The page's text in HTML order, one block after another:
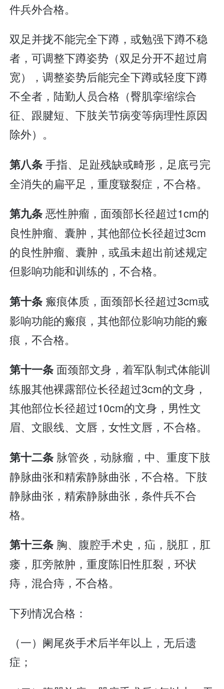
件兵外合格。
双足并拢不能完全下蹲，或勉强下蹲不稳
者，可调整下蹲姿势（双足分开不超过肩
宽），调整姿势后能完全下蹲或轻度下蹲
不全者，陆勤人员合格（臀肌挛缩综合
征、跟腱短、下肢关节病变等病理性原因
除外）。
第八条手指、足趾残缺或畸形，足底弓完
全消失的扁平足，重度皲裂症，不合格。
第九条恶性肿瘤，面颈部长径超过1cm的
良性肿瘤、囊肿，其他部位长径超过3cm
的良性肿瘤、囊肿，或虽未超出前述规定
但影响功能和训练的，不合格。
第十条 瘢痕体质，面颈部长径超过3cm或
影响功能的瘢痕，其他部位影响功能的瘢
痕，不合格。
第十一条面颈部文身，着军队制式体能训
练服其他裸露部位长径超过3cm的文身，
其他部位长径超过10cm的文身，男性文
眉、文眼线、文唇，女性文唇，不合格。
第十二条 脉管炎，动脉瘤，中、重度下肢
静脉曲张和精索静脉曲张，不合格。下肢
静脉曲张，精索静脉曲张，条件兵不合
格。
第十三条 胸、腹腔手术史，疝，脱肛，肛
瘘，肛旁脓肿，重度陈旧性肛裂，环状
痔，混合痔，不合格。
下列情况合格：
（一）阑尾炎手术后半年以上，无后遗
症；